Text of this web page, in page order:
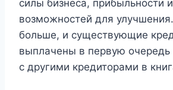
силы бизнеса, прибыльности и
возможностей для
больше, и существующие
выплачены в первую очередь
с другими кредиторами в